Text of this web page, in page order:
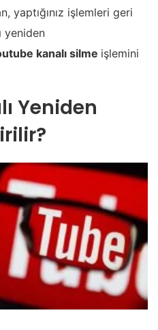
yaptığınız işlemleri geri
yeniden
kanalı silme işlemini
Yeniden